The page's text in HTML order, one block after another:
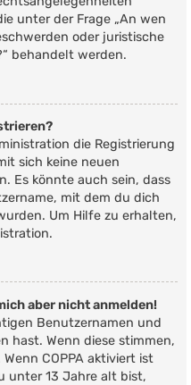
unter der Frage „An wen
oder juristische
behandelt werden.
die Registrierung
sich keine neuen
Es könnte auch sein, dass
mit dem du dich
Um Hilfe zu erhalten,
aber nicht anmelden!
Benutzernamen und
hast. Wenn diese stimmen,
COPPA aktiviert ist
unter 13 Jahre alt bist,